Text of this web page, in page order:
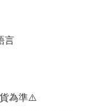
言
為準⚠️